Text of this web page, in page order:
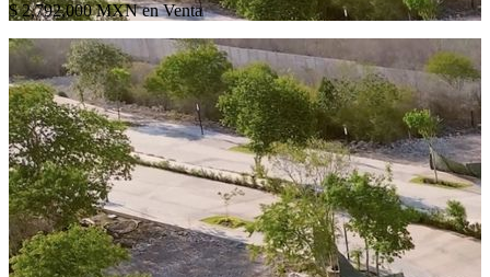
$ 2,792,000 MXN en Venta